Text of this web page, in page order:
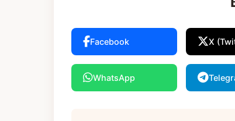
Facebook X
WhatsApp